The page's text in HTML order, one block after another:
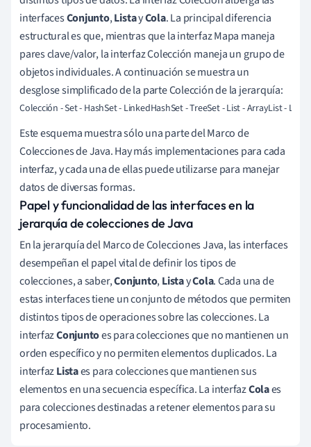
interfacesConjunto,ListayCola. La principal diferencia
estructural es que, mientras que la interfaz Mapa maneja
pares clave/valor, la interfaz Colección maneja un grupo de
objetos individuales. A continuación se muestra un
desglose simplificado de la parte Colección de la jerarquía:
Colección - Set - HashSet - LinkedHashSet - TreeSet - List - ArrayList -
Este esquema muestra sólo una parte del Marco de
Colecciones de Java. Hay más implementaciones para cada
interfaz, y cada una de ellas puede utilizarse para manejar
datos de diversas formas.
Papel y funcionalidad de las interfaces en la
jerarquía de colecciones de Java
En la jerarquía del Marco de Colecciones Java, las interfaces
desempeñan el papel vital de definir los tipos de
colecciones, a saber,Conjunto,ListayCola. Cada una de
estas interfaces tiene un conjunto de métodos que permiten
distintos tipos de operaciones sobre las colecciones. La
interfazConjuntoes para colecciones que no mantienen un
orden específico y no permiten elementos duplicados. La
interfazListaes para colecciones que mantienen sus
elementos en una secuencia específica. La interfazColaes
para colecciones destinadas a retener elementos para su
procesamiento.